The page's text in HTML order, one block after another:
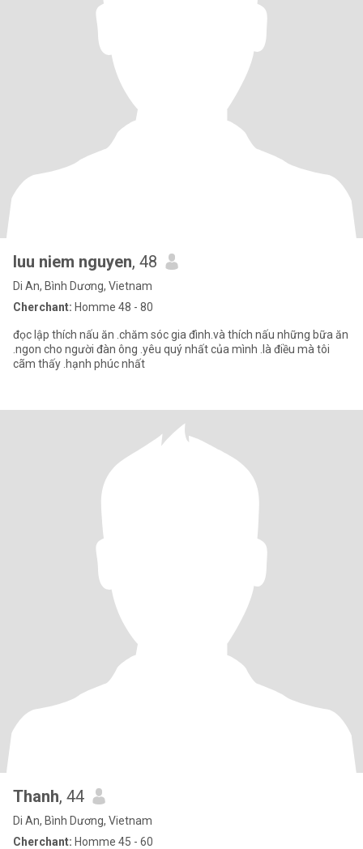
luu niem nguyen, 48
Di An, Bình Dương, Vietnam
Cherchant: Homme 48 - 80
đọc lập thích nấu ăn .chăm sóc gia đình.và thích nấu những bữa ăn
.ngon cho người đàn ông .yêu quý nhất của mình .là điều mà tôi
cãm thấy .hạnh phúc nhất
Thanh, 44
Di An, Bình Dương, Vietnam
Cherchant: Homme 45 - 60